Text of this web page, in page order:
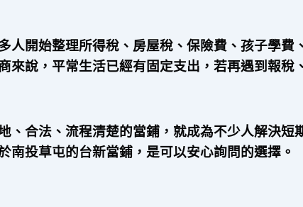
人開始整理所得稅、房屋稅、保險費、孩子學
來說，平常生活已經有固定支出，若再遇到報
、合法、流程清楚的當鋪，就成為不少人解決
南投草屯的台新當鋪，是可以安心詢問的選擇。